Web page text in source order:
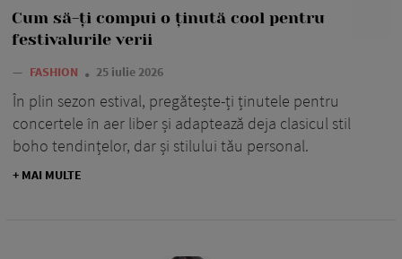
Cum să-ți compui o ținută cool pentru
festivalurile verii
— FASHION 25 iulie 2026
În plin sezon estival, pregătește-ți ținutele pentru
concertele în aer liber și adaptează deja clasicul stil
boho tendințelor, dar și stilului tău personal.
+ MAI MULTE